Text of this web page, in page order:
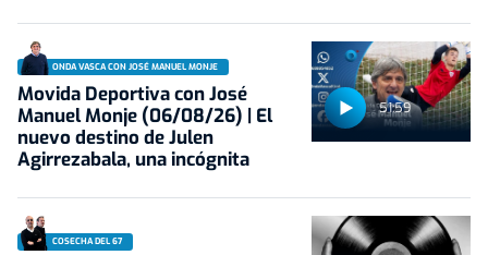
51:59
ONDA VASCA CON JOSÉ MANUEL MONJE
Movida Deportiva con José
Manuel Monje (06/08/26) | El
nuevo destino de Julen
Agirrezabala, una incógnita
COSECHA DEL 67